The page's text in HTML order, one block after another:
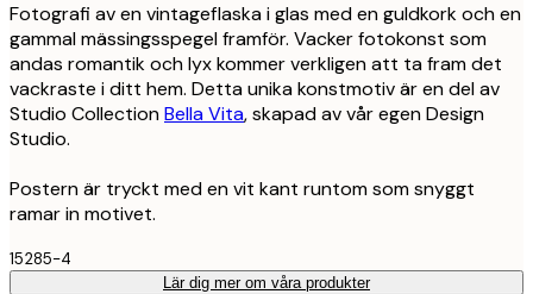
Fotografi av en vintageflaska i glas med en guldkork och en
gammal mässingsspegel framför. Vacker fotokonst som
andas romantik och lyx kommer verkligen att ta fram det
vackraste i ditt hem. Detta unika konstmotiv är en del av
Studio CollectionBella Vita, skapad av vår egen Design
Studio.
Postern är tryckt med en vit kant runtom som snyggt
ramar in motivet.
15285-4
Lär dig mer om våra produkter